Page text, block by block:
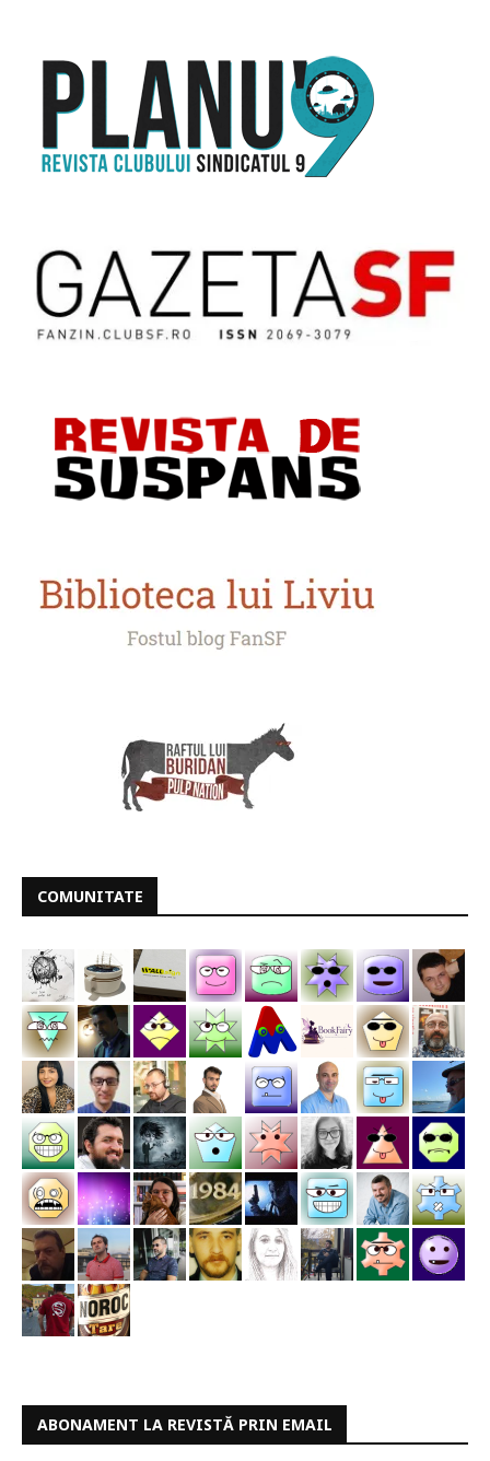
COMUNITATE
ABONAMENT LA REVISTĂ PRIN EMAIL